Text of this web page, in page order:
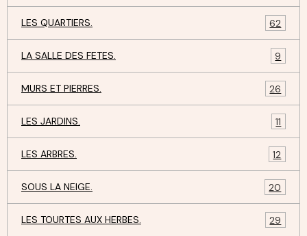
LES QUARTIERS. 62
LA SALLE DES FETES. 9
MURS ET PIERRES. 26
LES JARDINS. 11
LES ARBRES. 12
SOUS LA NEIGE. 20
LES TOURTES AUX HERBES. 29